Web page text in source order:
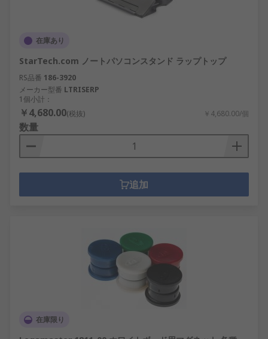
在庫あり
StarTech.com ノートパソコンスタンド ラップトップ
RS品番 186-3920
メーカー型番 LTRISERP
1個小計：
￥4,680.00(税抜) ￥4,680.00/個
数量
追加
在庫限り